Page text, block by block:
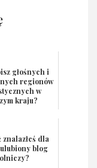
głośnych i
regionów
w
kraju?
znalazłeś dla
blog